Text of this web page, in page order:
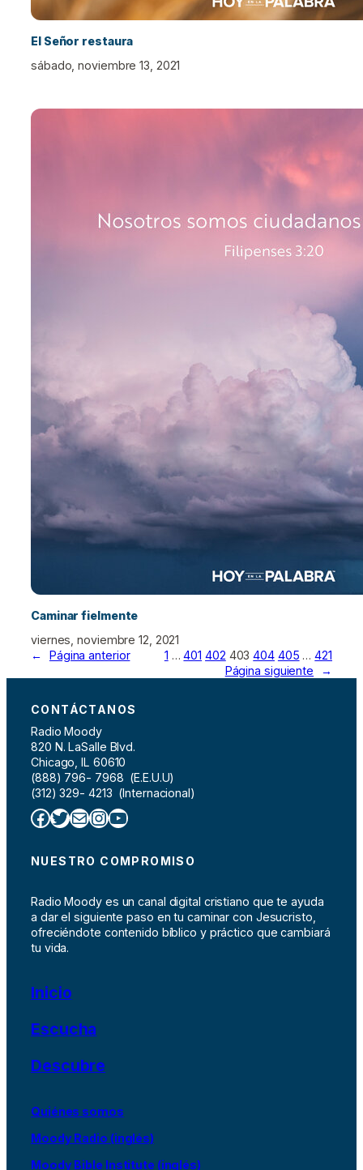
El Señor restaura
sábado, noviembre 13, 2021
Caminar fielmente
viernes, noviembre 12, 2021
←
Página anterior 1 … 401 402 403 404 405 … 421
Página siguiente
→
CONTÁCTANOS
Radio Moody
820 N. LaSalle Blvd.
Chicago, IL 60610
(888) 796- 7968 (E.E.U.U)
(312) 329- 4213 (Internacional)
Facebook Twitter Correo electrónico InstagramYouTube
NUESTRO COMPROMISO
Radio Moody es un canal digital cristiano que te ayuda
a dar el siguiente paso en tu caminar con Jesucristo,
ofreciéndote contenido bíblico y práctico que cambiará
tu vida.
Inicio
Escucha
Descubre
Quiénes somos
Moody Radio (inglés)
Moody Bible Institute (inglés)